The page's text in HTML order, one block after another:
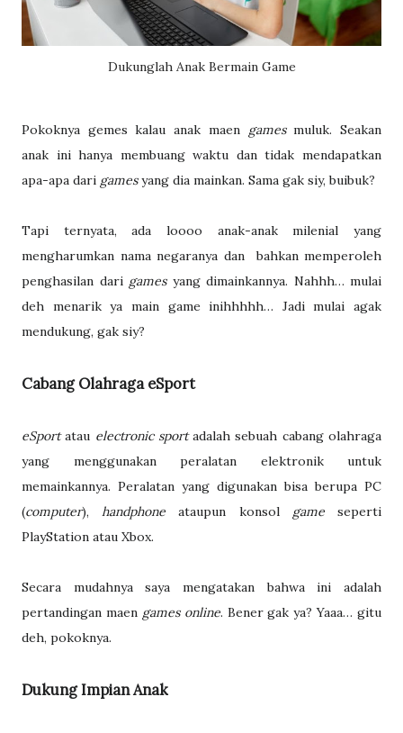
Dukunglah Anak Bermain Game
Pokoknya gemes kalau anak maen gamesmuluk. Seakan
anak ini hanya membuang waktu dan tidak mendapatkan
apa-apa dari gamesyang dia mainkan. Sama gak siy, buibuk?
Tapi ternyata, ada loooo anak-anak milenial yang
mengharumkan nama negaranya dan
bahkan memperoleh
penghasilan dari gamesyang dimainkannya. Nahhh… mulai
deh menarik ya main game inihhhhh… Jadi mulai agak
mendukung, gak siy?
Cabang Olahraga eSport
eSportatau electronic sportadalah sebuah cabang olahraga
yang menggunakan peralatan elektronik untuk
memainkannya. Peralatan yang digunakan bisa berupa PC
(computer),handphone ataupun konsol gameseperti
PlayStation atau Xbox.
Secara mudahnya saya mengatakan bahwa ini adalah
pertandingan maen games online. Bener gak ya? Yaaa… gitu
deh, pokoknya.
Dukung Impian Anak